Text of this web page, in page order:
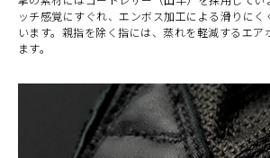
ッチ感覚にすぐれ、エンボス加工による滑りにく
います。親指を除く指には、蒸れを軽減するエア
ます。